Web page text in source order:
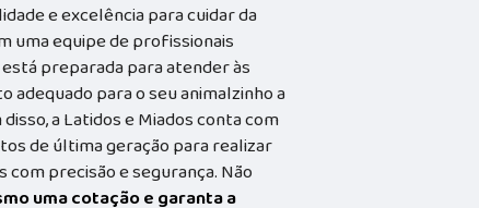
e excelência para cuidar da
uma equipe de profissionais
preparada para atender às
para o seu animalzinho a
a Latidos e Miados conta com
de última geração para realizar
precisão e segurança. Não
uma cotação e garanta a